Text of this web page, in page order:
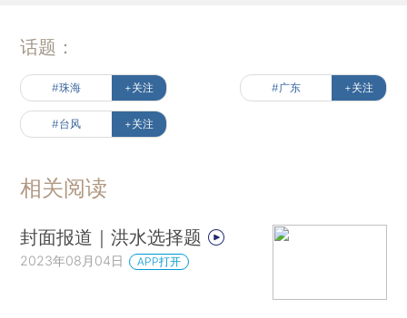
话题：
#珠海 +关注 #广东 +关注
#台风 +关注
相关阅读
封面报道｜洪水选择题
2023年08月04日 APP打开